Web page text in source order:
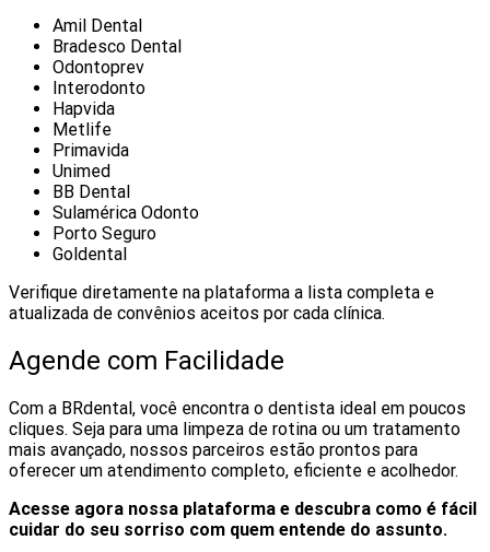
Amil Dental
Bradesco Dental
Odontoprev
Interodonto
Hapvida
Metlife
Primavida
Unimed
BB Dental
Sulamérica Odonto
Porto Seguro
Goldental
Verifique diretamente na plataforma a lista completa e
atualizada de convênios aceitos por cada clínica.
Agende com Facilidade
Com a BRdental, você encontra o dentista ideal em poucos
cliques. Seja para uma limpeza de rotina ou um tratamento
mais avançado, nossos parceiros estão prontos para
oferecer um atendimento completo, eficiente e acolhedor.
Acesse agora nossa plataforma e descubra como é fácil
cuidar do seu sorriso com quem entende do assunto.